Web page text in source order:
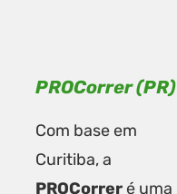
PROCorrer (PR)
Com base em
Curitiba, a
PROCorreré uma